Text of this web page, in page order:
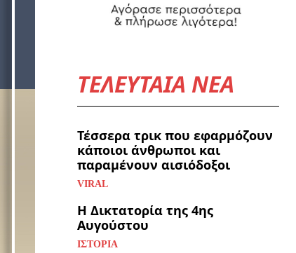
ΤΕΛΕΥΤΑΙΑ ΝΕΑ
Τέσσερα τρικ που εφαρμόζουν
κάποιοι άνθρωποι και
παραμένουν αισιόδοξοι
VIRAL
Η Δικτατορία της 4ης
Αυγούστου
ΙΣΤΟΡΊΑ